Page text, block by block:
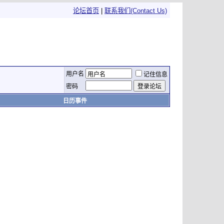
论坛首页 联系我们(Contact Us)
用户名
记住信息
密码
日历事件